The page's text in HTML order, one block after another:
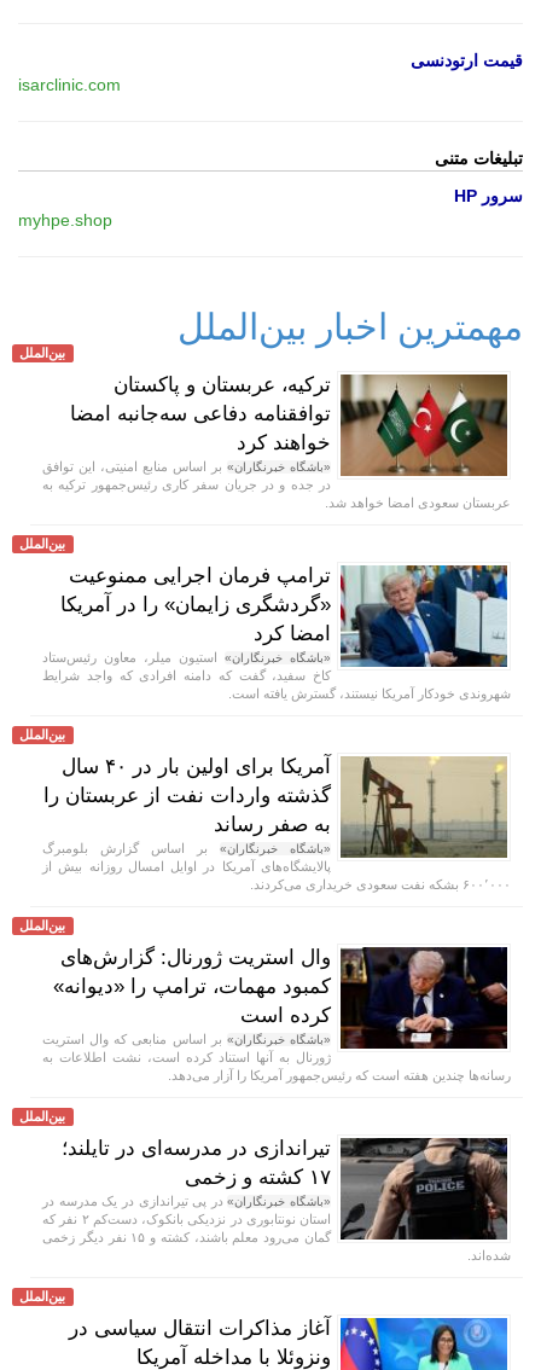
قیمت ارتودنسی
isarclinic.com
تبلیغات متنی
سرور HP
myhpe.shop
مهمترین اخبار بین‌الملل
بین‌الملل
ترکیه، عربستان و پاکستان
توافقنامه دفاعی سه‌جانبه امضا
خواهند کرد
«باشگاه خبرنگاران» بر اساس منابع امنیتی، این توافق
در جده و در جریان سفر کاری رئیس‌جمهور ترکیه به
عربستان سعودی امضا خواهد شد.
بین‌الملل
ترامپ فرمان اجرایی ممنوعیت
«گردشگری زایمان» را در آمریکا
امضا کرد
«باشگاه خبرنگاران» استیون میلر، معاون رئیس‌ستاد
کاخ سفید، گفت که دامنه افرادی که واجد شرایط
شهروندی خودکار آمریکا نیستند، گسترش یافته است.
بین‌الملل
آمریکا برای اولین بار در ۴۰ سال
گذشته واردات نفت از عربستان را
به صفر رساند
«باشگاه خبرنگاران» بر اساس گزارش بلومبرگ
پالایشگاه‌های آمریکا در اوایل امسال روزانه بیش از
۶۰۰٬۰۰۰ بشکه نفت سعودی خریداری می‌کردند.
بین‌الملل
وال استریت ژورنال: گزارش‌های
کمبود مهمات، ترامپ را «دیوانه»
کرده است
«باشگاه خبرنگاران» بر اساس منابعی که وال استریت
ژورنال به آنها استناد کرده است، نشت اطلاعات به
رسانه‌ها چندین هفته است که رئیس‌جمهور آمریکا را آزار می‌دهد.
بین‌الملل
تیراندازی در مدرسه‌ای در تایلند؛
۱۷ کشته و زخمی
«باشگاه خبرنگاران»در پی تیراندازی در یک مدرسه در
استان نونتابوری در نزدیکی بانکوک، دست‌کم ۲ نفر که
گمان می‌رود معلم باشند، کشته و ۱۵ نفر دیگر زخمی
شده‌اند.
بین‌الملل
آغاز مذاکرات انتقال سیاسی در
ونزوئلا با مداخله آمریکا